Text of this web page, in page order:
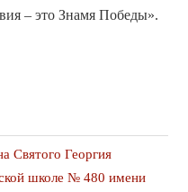
– это Знамя Победы».
Святого Георгия
школе № 480 имени